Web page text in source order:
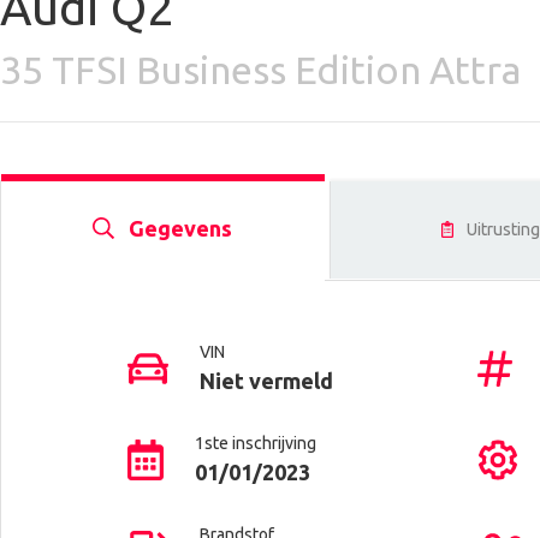
35 TFSI Business Edition Attra
Gegevens Uitrusting
VIN
Niet vermeld
1ste inschrijving
01/01/2023